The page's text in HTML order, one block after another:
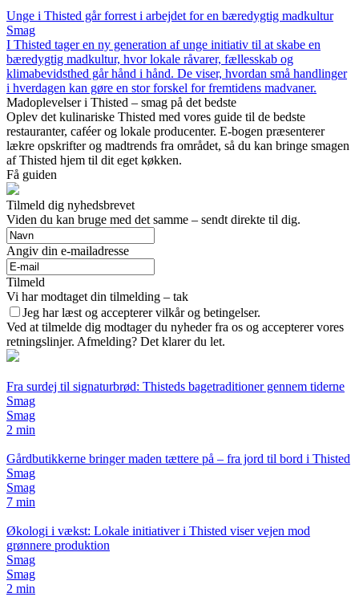
Unge i Thisted går forrest i arbejdet for en bæredygtig madkultur
Smag
I Thisted tager en ny generation af unge initiativ til at skabe en
bæredygtig madkultur, hvor lokale råvarer, fællesskab og
klimabevidsthed går hånd i hånd. De viser, hvordan små handlinger
i hverdagen kan gøre en stor forskel for fremtidens madvaner.
Madoplevelser i Thisted – smag på det bedste
Oplev det kulinariske Thisted med vores guide til de bedste
restauranter, caféer og lokale producenter. E-bogen præsenterer
lækre opskrifter og madtrends fra området, så du kan bringe smagen
af Thisted hjem til dit eget køkken.
Få guiden
Tilmeld dig nyhedsbrevet
Viden du kan bruge med det samme – sendt direkte til dig.
Angiv din e-mailadresse
Tilmeld
Vi har modtaget din tilmelding – tak
Jeg har læst og accepterer vilkår og betingelser.
Ved at tilmelde dig modtager du nyheder fra os og accepterer vores
retningslinjer. Afmelding? Det klarer du let.
Fra surdej til signaturbrød: Thisteds bagetraditioner gennem tiderne
Smag
Smag
2 min
Gårdbutikkerne bringer maden tættere på – fra jord til bord i Thisted
Smag
Smag
7 min
Økologi i vækst: Lokale initiativer i Thisted viser vejen mod
grønnere produktion
Smag
Smag
2 min